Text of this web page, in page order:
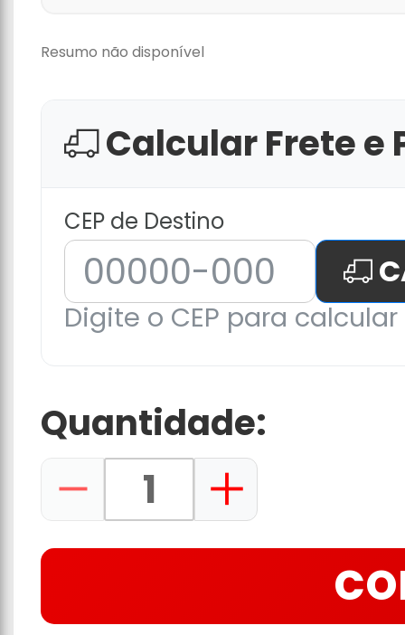
Resumo não disponível
Calcular Frete e
CEP de Destino
Digite o CEP para
Quantidade: